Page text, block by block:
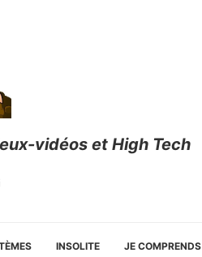
vidéos et High Tech
INSOLITE JE COMPRENDS